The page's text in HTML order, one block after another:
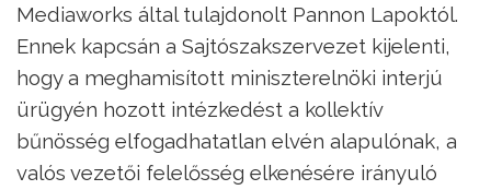
Mediaworks által tulajdonolt Pannon Lapoktól.
Ennek kapcsán a Sajtószakszervezet kijelenti,
hogy a meghamisított miniszterelnöki interjú
ürügyén hozott intézkedést a kollektív
bűnösség elfogadhatatlan elvén alapulónak, a
valós vezetői felelősség elkenésére irányuló